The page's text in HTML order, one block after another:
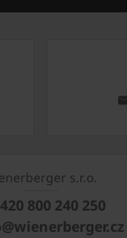
s.r.o.
800 240 250